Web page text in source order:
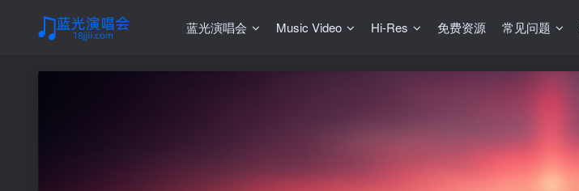
蓝光演唱会 Music Video Hi-Res 免费资源 常见问题